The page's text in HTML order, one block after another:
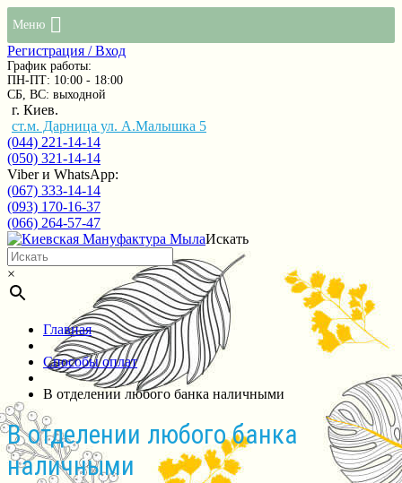
Меню
Регистрация / Вход
График работы:
ПН-ПТ: 10:00 - 18:00
СБ, ВС: выходной
г. Киев.
ст.м. Дарница ул. А.Малышка 5
(044) 221-14-14
(050) 321-14-14
Viber и WhatsApp:
(067) 333-14-14
(093) 170-16-37
(066) 264-57-47
Искать
×
Главная
Способы оплат
В отделении любого банка наличными
В отделении любого банка
наличными